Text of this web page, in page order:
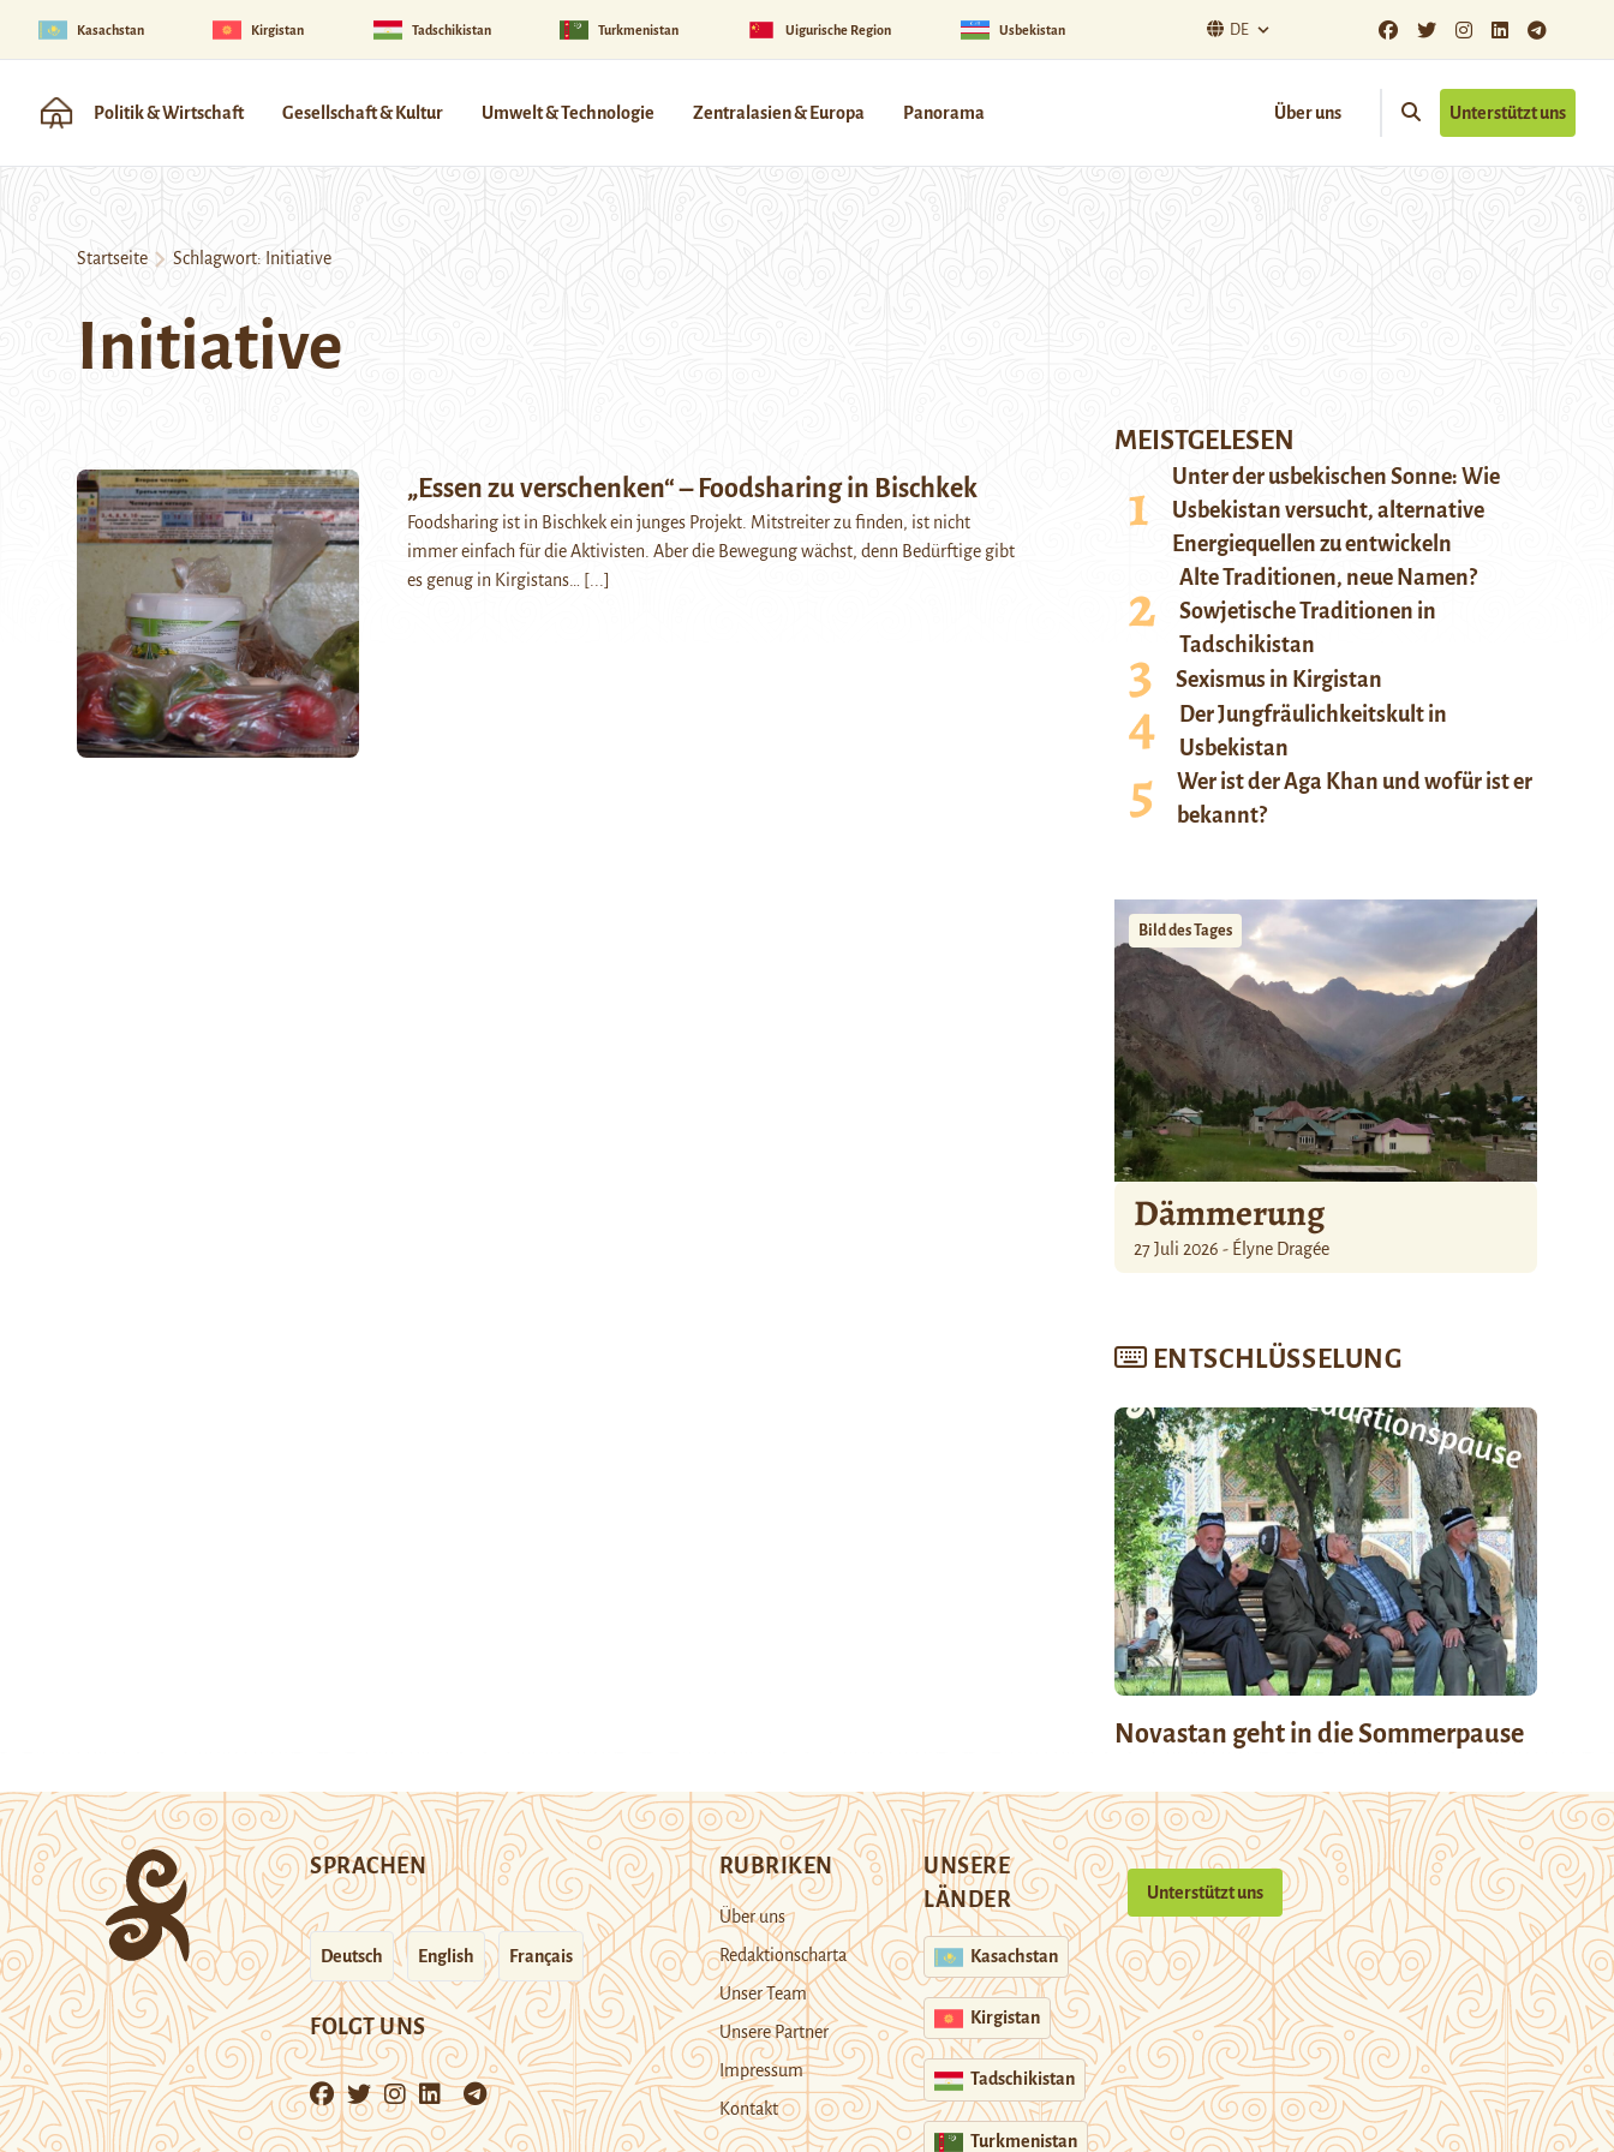
Kasachstan Kirgistan Tadschikistan Turkmenistan Uigurische Region Usbekistan DE
Politik & Wirtschaft Gesellschaft & Kultur Umwelt & Technologie Zentralasien & Europa Panorama Über uns Unterstützt uns
Startseite Schlagwort: Initiative
Initiative
„Essen zu verschenken“ – Foodsharing in Bischkek
Foodsharing ist in Bischkek ein junges Projekt. Mitstreiter zu finden, ist nicht
immer einfach für die Aktivisten. Aber die Bewegung wächst, denn Bedürftige gibt
es genug in Kirgistans…
[...]
MEISTGELESEN
Unter der usbekischen Sonne: Wie
Usbekistan versucht, alternative
Energiequellen zu entwickeln
Alte Traditionen, neue Namen?
Sowjetische Traditionen in
Tadschikistan
Sexismus in Kirgistan
Der Jungfräulichkeitskult in
Usbekistan
Wer ist der Aga Khan und wofür ist er
bekannt?
Bild des Tages
Dämmerung
27 Juli 2026 - Élyne Dragée
ENTSCHLÜSSELUNG
Novastan geht in die Sommerpause
SPRACHEN
Deutsch English Français
FOLGT UNS
RUBRIKEN
Über uns
Redaktionscharta
Unser Team
Unsere Partner
Impressum
Kontakt
UNSERE
LÄNDER
Kasachstan
Kirgistan
Tadschikistan
Turkmenistan
Unterstützt uns